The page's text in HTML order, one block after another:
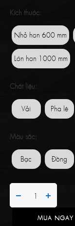
Kích thước:
Nhỏ hơn 600 mm
Lớn hơn 1000 mm
Chất liệu:
Vải Pha lê
Màu sắc:
Bạc Đồng
MUA NGAY